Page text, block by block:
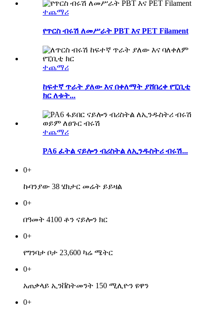
ተጨማሪ
የጥርስ ብሩሽ ለመሥራት PBT እና PET Filament
ተጨማሪ
ከፍተኛ ጥራት ያለው እና በቀለማት ያሸበረቀ የፒቢቲ
ክር ለቱት...
ተጨማሪ
PA6 ፈትል ናይሎን ብሪስትል ለኢንዱስትሪ ብሩሽ...
0+
ኩባንያው 38 ሄክታር መሬት ይይዛል
0+
በዓመት 4100 ቶን ናይሎን ክር
0+
የግንባታ ቦታ 23,600 ካሬ ሜትር
0+
አጠቃላይ ኢንቨስትመንት 150 ሚሊዮን ዩዋን
0+